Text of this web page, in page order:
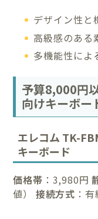
デザイン性と
高級感のある
多機能性によ
予算8,000円
向けキーボー
エレコム TK-
キーボード
価格帯 ：3,980円
値） 接続方式 ：